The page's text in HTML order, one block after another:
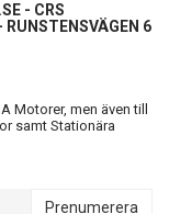
- CRS
RUNSTENSVÄGEN 6
Motorer, men även till
samt Stationära
Prenumerera